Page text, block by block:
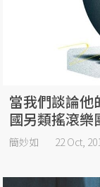
當我們談論
國另類搖滾樂
簡妙如 22 Oct,